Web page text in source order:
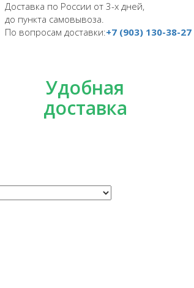
Доставка по России от 3-х дней,
до пункта самовывоза.
По вопросам доставки:+7 (903) 130-38-27
Удобная
доставка